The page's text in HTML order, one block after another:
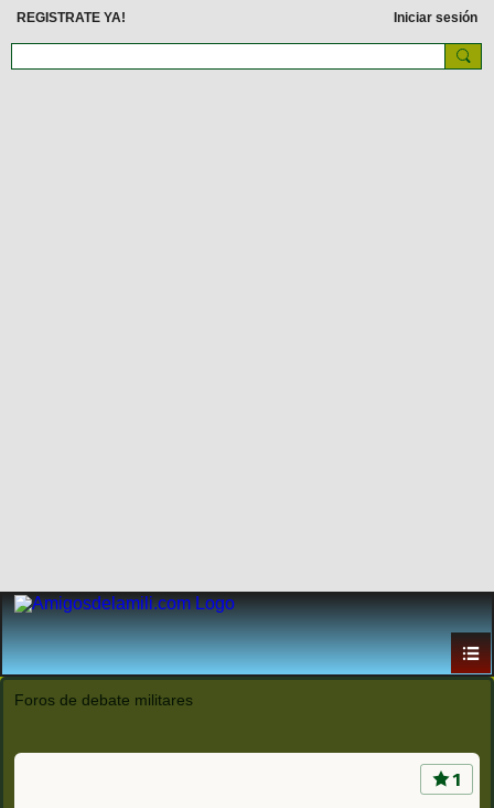
REGISTRATE YA! Iniciar sesión
Foros de debate militares
1